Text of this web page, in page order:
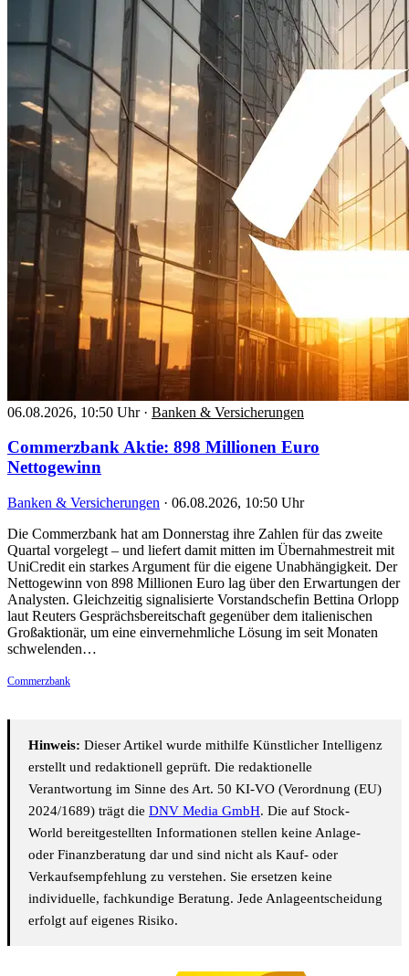
06.08.2026, 10:50 Uhr · Banken & Versicherungen
Commerzbank Aktie: 898 Millionen Euro
Nettogewinn
Banken & Versicherungen · 06.08.2026, 10:50 Uhr
Die Commerzbank hat am Donnerstag ihre Zahlen für das zweite
Quartal vorgelegt – und liefert damit mitten im Übernahmestreit mit
UniCredit ein starkes Argument für die eigene Unabhängigkeit. Der
Nettogewinn von 898 Millionen Euro lag über den Erwartungen der
Analysten. Gleichzeitig signalisierte Vorstandschefin Bettina Orlopp
laut Reuters Gesprächsbereitschaft gegenüber dem italienischen
Großaktionär, um eine einvernehmliche Lösung im seit Monaten
schwelenden…
Commerzbank
Hinweis: Dieser Artikel wurde mithilfe Künstlicher Intelligenz
erstellt und redaktionell geprüft. Die redaktionelle
Verantwortung im Sinne des Art. 50 KI-VO (Verordnung (EU)
2024/1689) trägt die DNV Media GmbH. Die auf Stock-
World bereitgestellten Informationen stellen keine Anlage-
oder Finanzberatung dar und sind nicht als Kauf- oder
Verkaufsempfehlung zu verstehen. Sie ersetzen keine
individuelle, fachkundige Beratung. Jede Anlageentscheidung
erfolgt auf eigenes Risiko.